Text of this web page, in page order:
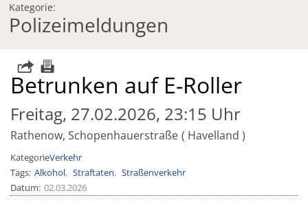
Kategorie:
Polizeimeldungen
Betrunken auf E-Roller
Freitag, 27.02.2026, 23:15 Uhr
Rathenow, Schopenhauerstraße Havelland
KategorieVerkehr
Tags Alkohol Straftaten
Straßenverkehr
Datum 02.03.2026